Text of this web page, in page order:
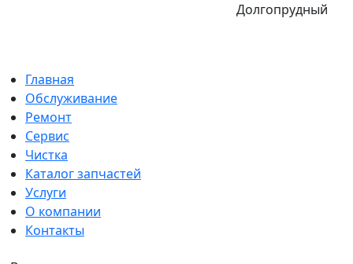
Долгопрудный
Главная
Обслуживание
Ремонт
Сервис
Чистка
Каталог запчастей
Услуги
О компании
Контакты